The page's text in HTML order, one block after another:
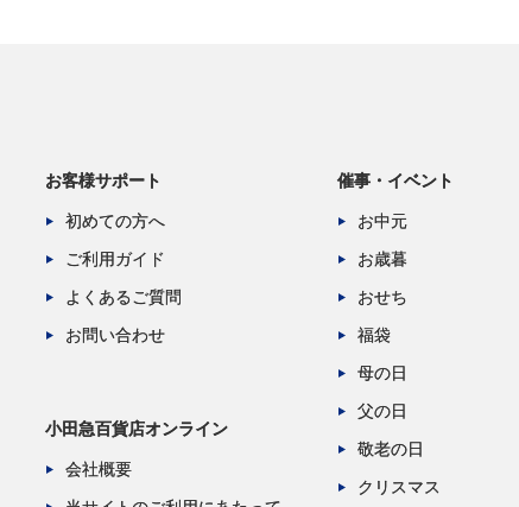
お客様サポート
初めての方へ
ご利用ガイド
よくあるご質問
お問い合わせ
小田急百貨店オンライン
会社概要
催事・イベント
お中元
お歳暮
おせち
福袋
母の日
父の日
敬老の日
クリスマス